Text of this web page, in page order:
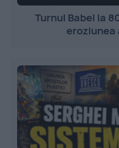
Turnul Babel la